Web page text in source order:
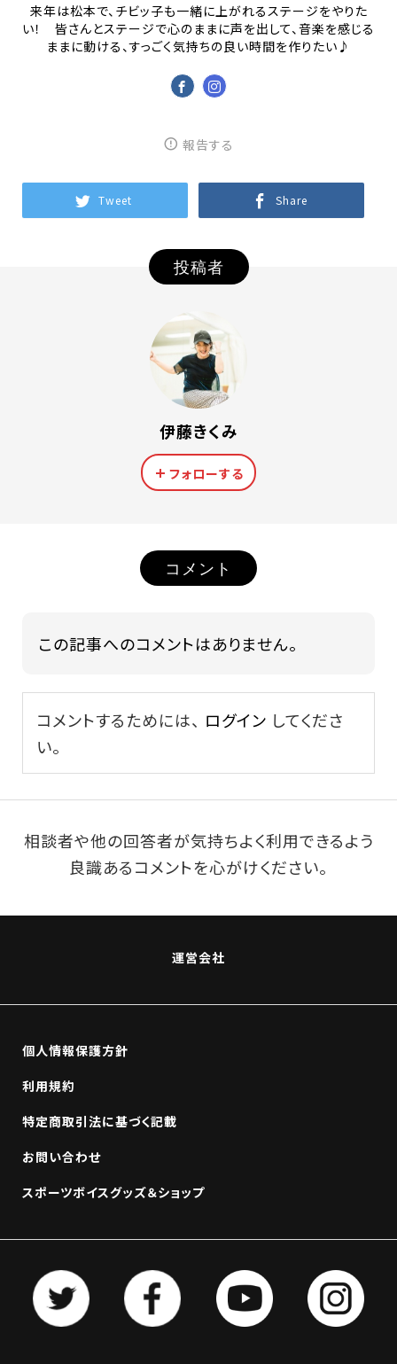
来年は松本で、チビッ子も一緒に上がれるステージをやりた
い！ 皆さんとステージで心のままに声を出して、音楽を感じる
ままに動ける、すっごく気持ちの良い時間を作りたい♪
報告する
Tweet Share
投稿者
伊藤きくみ
フォローする
コメント
この記事へのコメントはありません。
コメントするためには、 ログイン してくださ
い。
相談者や他の回答者が気持ちよく利用できるよう
良識あるコメントを心がけください。
運営会社
個人情報保護方針
利用規約
特定商取引法に基づく記載
お問い合わせ
スポーツボイスグッズ＆ショップ